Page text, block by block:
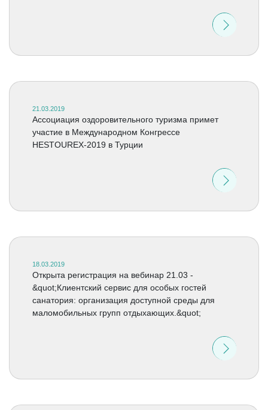
21.03.2019
Ассоциация оздоровительного туризма примет
участие в Международном Конгрессе
HESTOUREX-2019 в Турции
18.03.2019
Открыта регистрация на вебинар 21.03 -
&quot;Клиентский сервис для особых гостей
санатория: организация доступной среды для
маломобильных групп отдыхающих.&quot;